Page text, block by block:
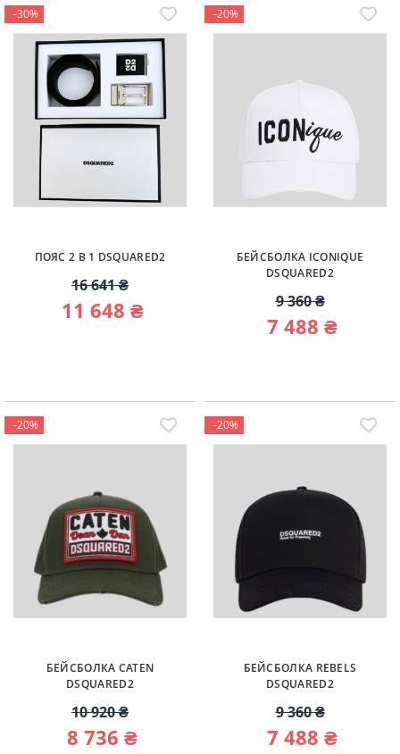
-30%
ПОЯС 2 В 1 DSQUARED2
16 641 ₴
11 648 ₴
-20%
БЕЙСБОЛКА ICONIQUE
DSQUARED2
9 360 ₴
7 488 ₴
-20%
БЕЙСБОЛКА CATEN
DSQUARED2
10 920 ₴
8 736 ₴
-20%
БЕЙСБОЛКА REBELS
DSQUARED2
9 360 ₴
7 488 ₴